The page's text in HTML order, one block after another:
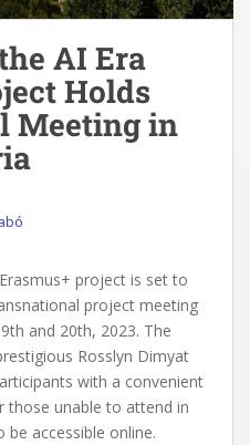
AI Era
Holds
Meeting in
project is set to
project meeting
and 20th, 2023. The
Rosslyn Dimyat
with a convenient
those unable to attend in
accessible online.